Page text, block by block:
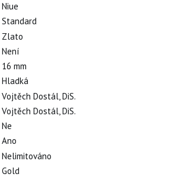
Niue
Standard
Zlato
Není
16 mm
Hladká
Vojtěch Dostál, DiS.
Vojtěch Dostál, DiS.
Ne
Ano
Nelimitováno
Gold